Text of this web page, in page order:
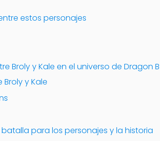
estos personajes
Broly y Kale en el universo de Dragon
y Kale
para los personajes y la historia